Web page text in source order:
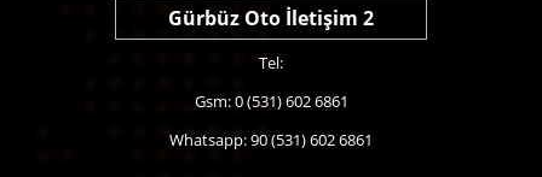
Gürbüz Oto İletişim 2
Tel:
Gsm: 0 (531) 602 6861
Whatsapp: 90 (531) 602 6861